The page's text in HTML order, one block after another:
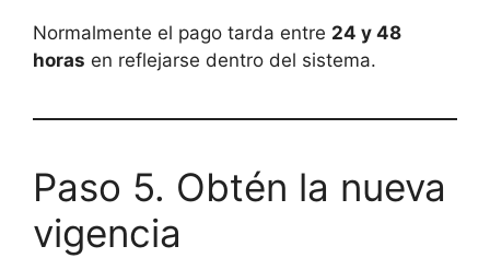
Normalmente el pago tarda entre 24 y 48
horas en reflejarse dentro del sistema.
Paso 5. Obtén la nueva
vigencia